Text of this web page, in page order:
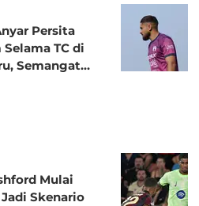
Persita
TC di
Semangat
Mulai
Skenario